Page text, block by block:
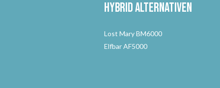
Hybrid Alternativen
Lost Mary BM6000
Elfbar AF5000